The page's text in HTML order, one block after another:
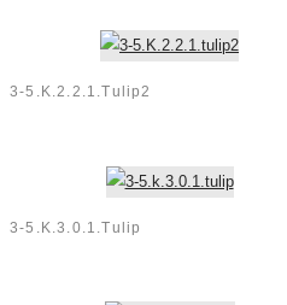
3-5.K.2.2.1.tulip2
3-5.k.3.0.1.tulip